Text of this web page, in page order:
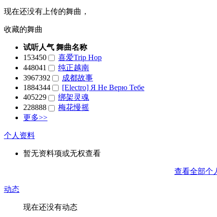
现在还没有上传的舞曲，
收藏的舞曲
试听人气 舞曲名称
153450
喜爱Trip Hop
448041
纯正越南
3967392
成都故事
1884344
[Electro] Я Не Верю Тебе
405229
绑架灵魂
228888
梅花慢摇
更多>>
个人资料
暂无资料项或无权查看
查看全部个
动态
现在还没有动态